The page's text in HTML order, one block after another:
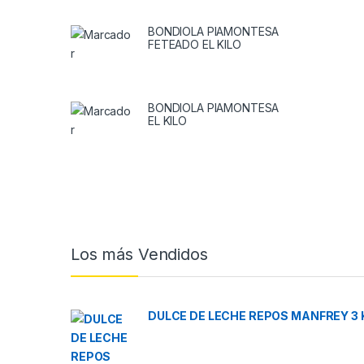
BONDIOLA PIAMONTESA
FETEADO EL KILO
BONDIOLA PIAMONTESA
EL KILO
Brands Carousel
Los más Vendidos
DULCE DE LECHE REPOS MANFREY 3